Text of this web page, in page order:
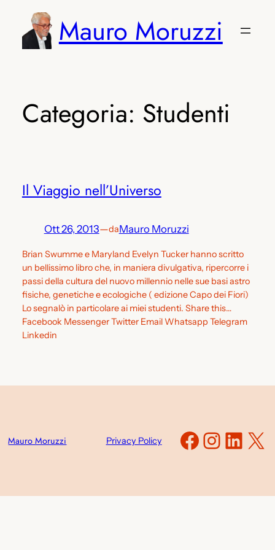
contenuto
Mauro Moruzzi
Categoria: Studenti
Il Viaggio nell’Universo
Ott 26, 2013—daMauro Moruzzi
Brian Swumme e Maryland Evelyn Tucker hanno scritto
un bellissimo libro che, in maniera divulgativa, ripercorre i
passi della cultura del nuovo millennio nelle sue basi astro
fisiche, genetiche e ecologiche ( edizione Capo dei Fiori)
Lo segnalò in particolare ai miei studenti. Share this…
Facebook Messenger Twitter Email Whatsapp Telegram
Linkedin
Mauro Moruzzi Privacy Policy X